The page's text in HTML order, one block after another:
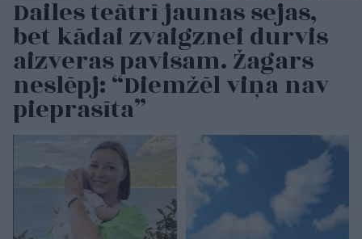
Dailes teātrī jaunas sejas,
bet kādai zvaigznei durvis
aizveras pavisam. Žagars
neslēpj: “Diemžēl viņa nav
pieprasīta”